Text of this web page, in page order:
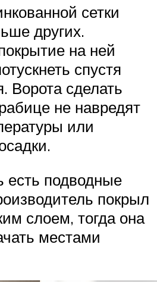
сетки
других.
на ней
спустя
Ворота сделать
не навредят
или
есть подводные
покрыл
слоем, тогда она
местами